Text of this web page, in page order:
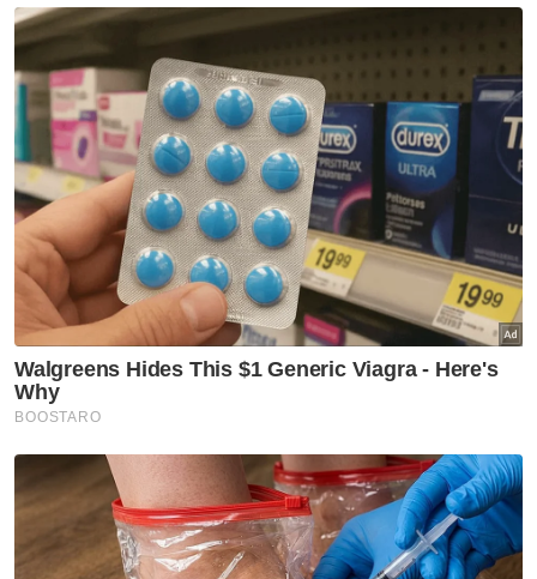
(2022: 6.8 peratus) diikuti oleh Sarawak
dengan kadar pertumbuhan dua peratus
(2022: 1.8 peratus) dan Melaka dengan
peningkatan 6.5 peratus (2022: 0.6 peratus),"
kata Mohd Uzir.
Bagi sektor perlombongan dan pengkuarian
menyumbang 6.2 peratus kepada KDNK
nasional pada 2023, menunjukkan
pertumbuhan marginal 0.5 peratus (2022: 3.5
peratus).
Beliau berkata, sektor pembinaan yang
menyumbang 3.6 peratus daripada KDNK
sebanyak 6.1 peratus, mengukuh daripada 5.1
peratus pada tahun sebelumnya.
"Prestasi ini didorong oleh pertumbuhan dua